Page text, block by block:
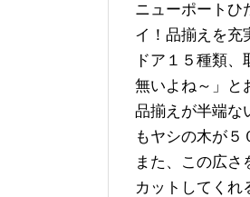
ニューポート
イ！品揃えを充
ドア１５種類
無いよね～」と
品揃えが半端
もヤシの木が５
また、この広
カットしてくれ